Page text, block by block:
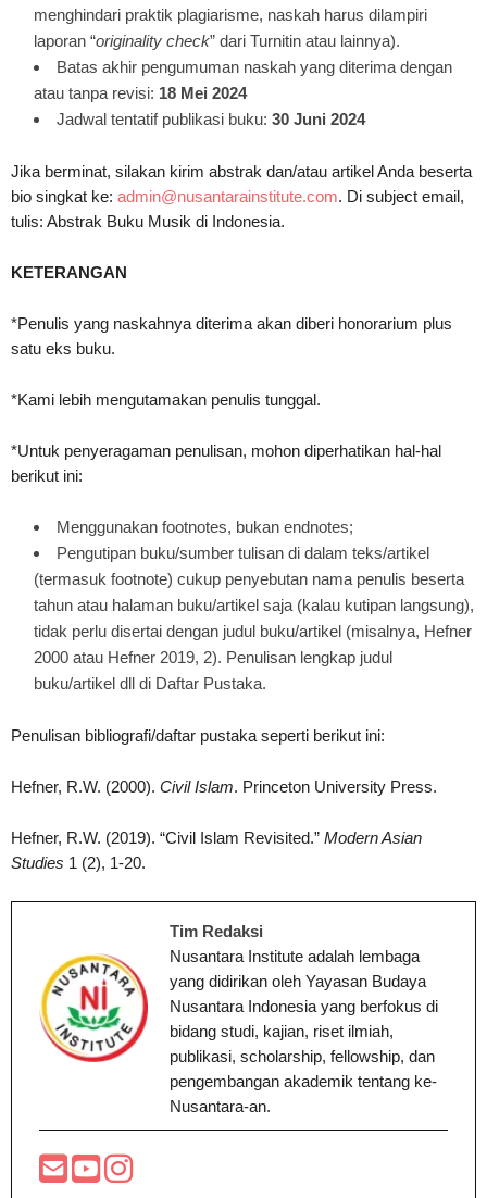
menghindari praktik plagiarisme, naskah harus dilampiri
laporan “originality check” dari Turnitin atau lainnya).
Batas akhir pengumuman naskah yang diterima dengan
atau tanpa revisi: 18 Mei 2024
Jadwal tentatif publikasi buku: 30 Juni 2024
Jika berminat, silakan kirim abstrak dan/atau artikel Anda beserta
bio singkat ke: admin@nusantarainstitute.com. Di subject email,
tulis: Abstrak Buku Musik di Indonesia.
KETERANGAN
*Penulis yang naskahnya diterima akan diberi honorarium plus
satu eks buku.
*Kami lebih mengutamakan penulis tunggal.
*Untuk penyeragaman penulisan, mohon diperhatikan hal-hal
berikut ini:
Menggunakan footnotes, bukan endnotes;
Pengutipan buku/sumber tulisan di dalam teks/artikel
(termasuk footnote) cukup penyebutan nama penulis beserta
tahun atau halaman buku/artikel saja (kalau kutipan langsung),
tidak perlu disertai dengan judul buku/artikel (misalnya, Hefner
2000 atau Hefner 2019, 2). Penulisan lengkap judul
buku/artikel dll di Daftar Pustaka.
Penulisan bibliografi/daftar pustaka seperti berikut ini:
Hefner, R.W. (2000). Civil Islam. Princeton University Press.
Hefner, R.W. (2019). “Civil Islam Revisited.” Modern Asian
Studies 1 (2), 1-20.
Tim Redaksi
Nusantara Institute adalah lembaga
yang didirikan oleh Yayasan Budaya
Nusantara Indonesia yang berfokus di
bidang studi, kajian, riset ilmiah,
publikasi, scholarship, fellowship, dan
pengembangan akademik tentang ke-
Nusantara-an.